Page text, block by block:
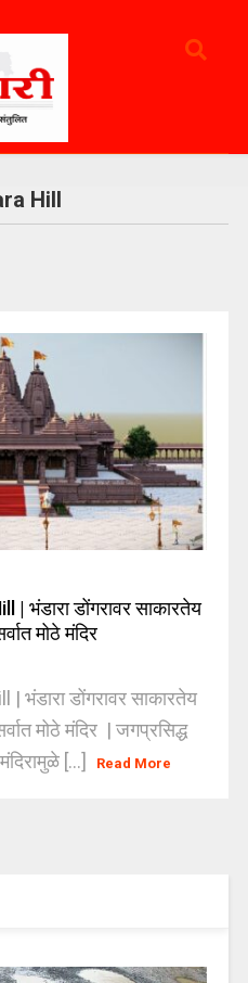
Hill
भंडारा डोंगरावर साकारतेय
मोठे मंदिर
डोंगरावर साकारतेय
मोठे मंदिर | जगप्रसिद्ध
[...]
Read More